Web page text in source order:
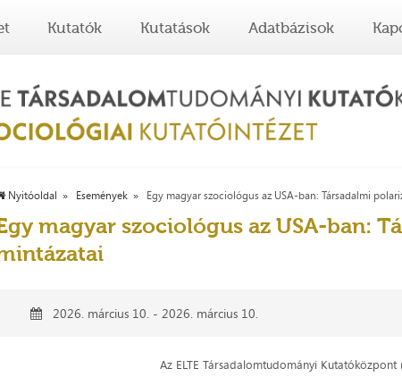
Kutatók Kutatások Adatbázisok
Nyitóoldal Események Egy magyar szociológus az USA-ban: Társadalmi
magyar szociológus az USA-ban:
2026. március 10. - 2026. március 10.
Az ELTE Társadalomtudományi